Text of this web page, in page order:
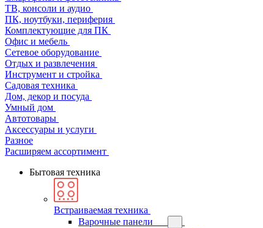
ТВ, консоли и аудио
ПК, ноутбуки, периферия
Комплектующие для ПК
Офис и мебель
Сетевое оборудование
Отдых и развлечения
Инструмент и стройка
Садовая техника
Дом, декор и посуда
Умный дом
Автотовары
Аксессуары и услуги
Разное
Расширяем ассортимент
Бытовая техника
Встраиваемая техника
Варочные панели